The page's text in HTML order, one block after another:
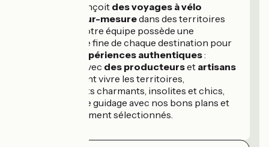
CHEMINS conçoit des voyages à vélo
électrique sur-mesuredans des territoires
préservés. Notre équipe possède une
connaissance fine de chaque destination pour
créer des expériences authentiques:
rencontres avec des producteurset artisans
qui font vivre les territoires,
hébergements charmants, insolites et chics,
application de guidage avec nos bons plans et
parcours finement sélectionnés.